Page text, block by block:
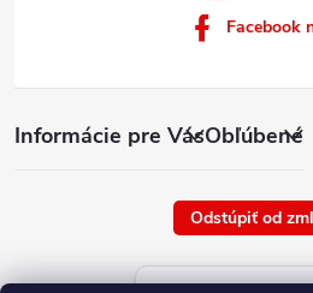
Informácie pre VásObľúbené
Facebook
Odstúpiť od